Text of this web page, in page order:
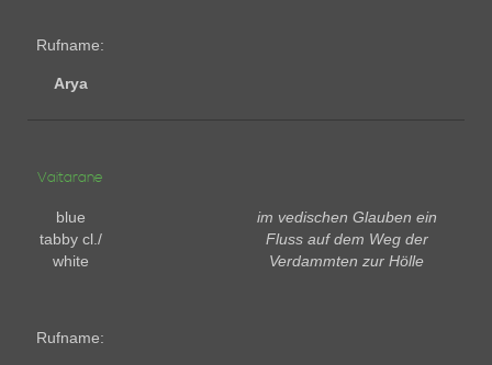
Rufname:
Arya
Vaitarane
blue
tabby cl./
white
Rufname:
im vedischen Glauben ein
Fluss auf dem Weg der
Verdammten zur Hölle